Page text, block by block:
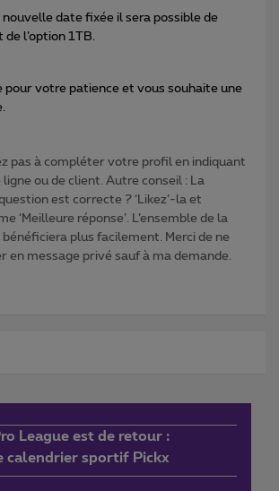
nouvelle date fixée il sera possible de
de l’option 1TB.
pour votre patience et vous souhaite une
pas à compléter votre profil en indiquant
ou de client. Autre conseil : La
est correcte ? ‘Likez’-la et
‘Meilleure réponse’. L’ensemble de la
plus facilement. Merci de ne
en message privé sauf à ma demande.
League est de retour :
calendrier sportif Pickx